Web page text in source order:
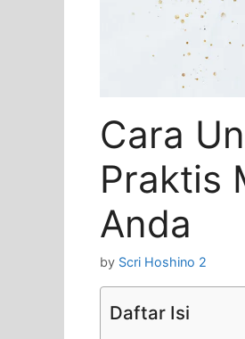
Cara
Praktis
Anda
by Scri Hoshino 2
Daftar Isi